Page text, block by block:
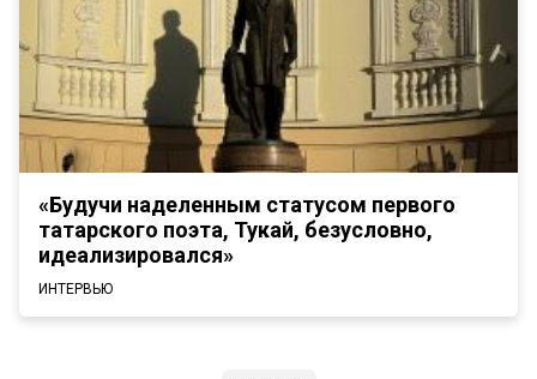
«Будучи наделенным статусом первого
татарского поэта, Тукай, безусловно,
идеализировался»
ИНТЕРВЬЮ